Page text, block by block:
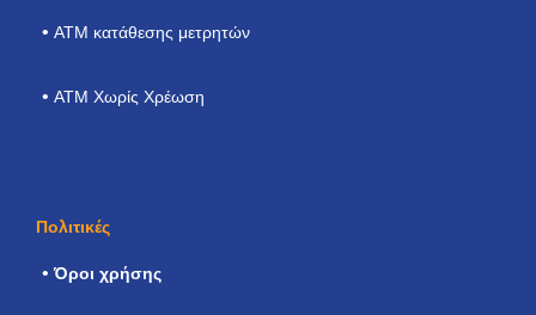
ΑΤΜ κατάθεσης μετρητών
ATM Χωρίς Χρέωση
Πολιτικές
Όροι χρήσης